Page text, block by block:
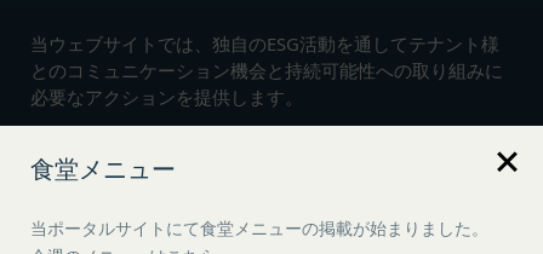
当ウェブサイトでは、独自のESG活動を通してテナント様
とのコミュニケーション機会と持続可能性への取り組みに
必要なアクションを提供します。
言語
食堂メニュー
当ポータルサイトにて食堂メニューの掲載が始まりました。